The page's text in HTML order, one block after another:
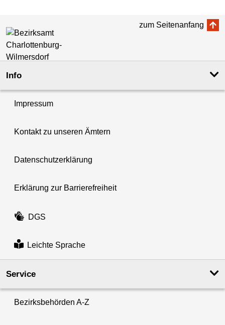
zum Seitenanfang
Info
Impressum
Kontakt zu unseren Ämtern
Datenschutzerklärung
Erklärung zur Barrierefreiheit
DGS
Leichte Sprache
Service
Bezirksbehörden A-Z